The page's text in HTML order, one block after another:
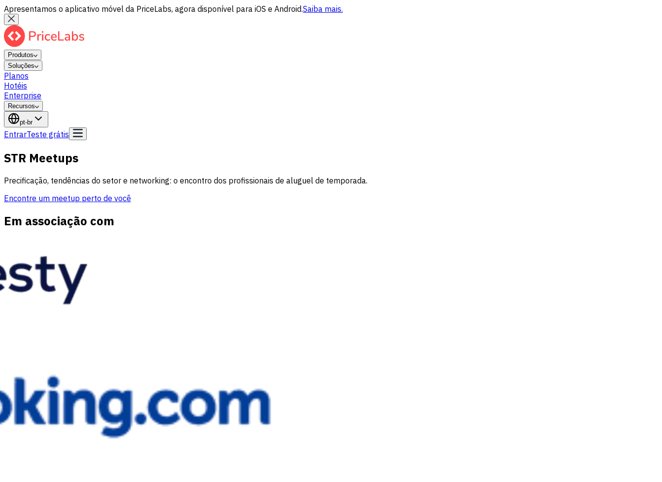
Apresentamos o aplicativo móvel da PriceLabs, agora disponível para iOS e Android.Saiba mais.
Produtos
Soluções
Planos
Hotéis
Enterprise
Recursos
pt-br
EntrarTeste grátis
STR Meetups
Precificação, tendências do setor e networking: o encontro dos profissionais de aluguel de temporada.
Encontre um meetup perto de você
Em associação com